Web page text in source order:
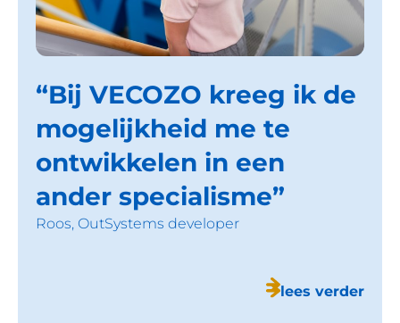
Bij VECOZO kreeg ik de
mogelijkheid me te
ontwikkelen in een
ander specialisme
Roos, OutSystems developer
lees verder